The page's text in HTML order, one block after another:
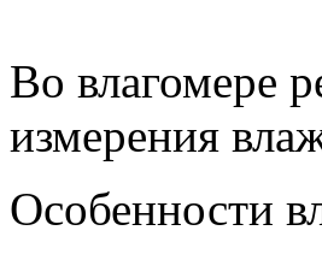
Во влагомере
измерения
Особенности